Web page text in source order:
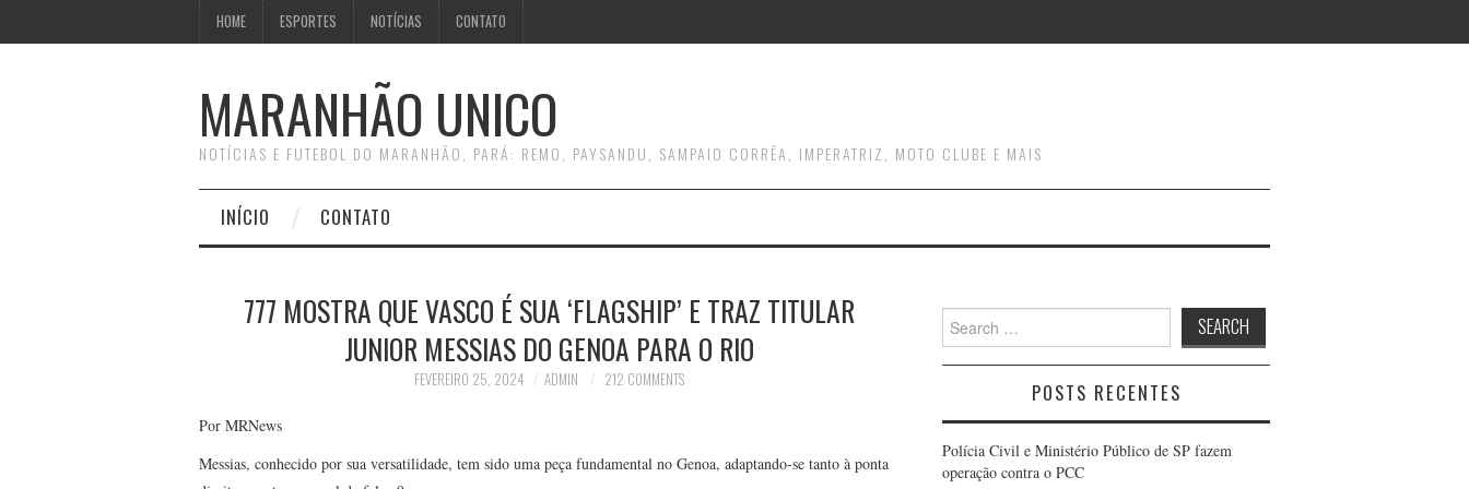
HOME ESPORTES NOTÍCIAS CONTATO
MARANHÃO UNICO
NOTÍCIAS E FUTEBOL DO MARANHÃO, PARÁ: REMO, PAYSANDU, SAMPAIO CORRÊA, IMPERATRIZ, MOTO CLUBE E MAIS
INÍCIO CONTATO
777 MOSTRA QUE VASCO É SUA ‘FLAGSHIP’ E TRAZ TITULAR
JUNIOR MESSIAS DO GENOA PARA O RIO
FEVEREIRO 25, 2024 ADMIN 212 COMMENTS
Por MRNews
Messias, conhecido por sua versatilidade, tem sido uma peça fundamental no Genoa, adaptando-se tanto à ponta
Search
for:
POSTS RECENTES
Polícia Civil e Ministério Público de SP fazem
operação contra o PCC